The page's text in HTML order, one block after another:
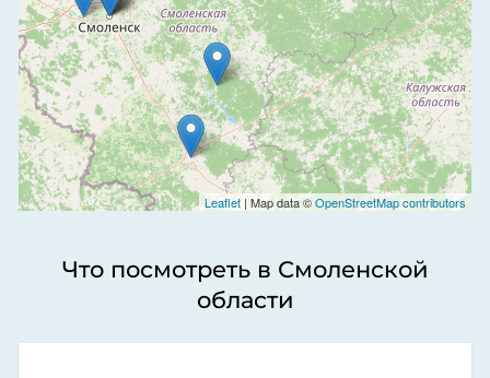
Leaflet| Map data ©OpenStreetMap contributors
Что посмотреть в Смоленской
области